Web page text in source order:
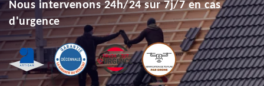
Nous intervenons 24h/24 sur 7j/7 en cas
d'urgence